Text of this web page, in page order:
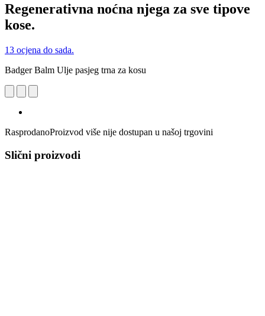
Regenerativna noćna njega za sve tipove
kose.
13 ocjena do sada.
Badger Balm Ulje pasjeg trna za kosu
RasprodanoProizvod više nije dostupan u našoj trgovini
Slični proizvodi